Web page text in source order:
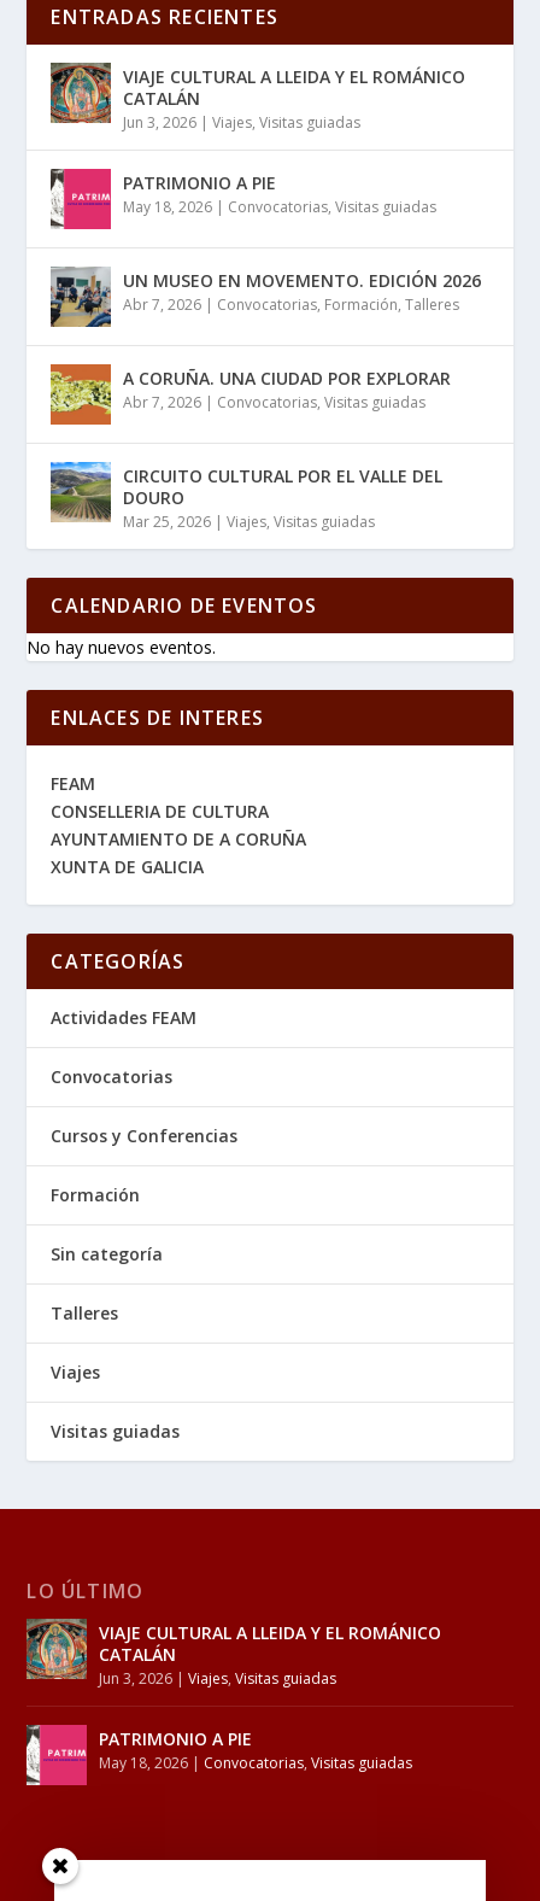
ENTRADAS RECIENTES
VIAJE CULTURAL A LLEIDA Y EL ROMÁNICO
CATALÁN
Jun 3, 2026 |Viajes,Visitas guiadas
PATRIMONIO A PIE
May 18, 2026 | Convocatorias,Visitas guiadas
UN MUSEO EN MOVEMENTO. EDICIÓN 2026
Abr 7, 2026 | Convocatorias, Formación,Talleres
A CORUÑA. UNA CIUDAD POR EXPLORAR
Abr 7, 2026 | Convocatorias,Visitas guiadas
CIRCUITO CULTURAL POR EL VALLE DEL
DOURO
Mar 25, 2026 |Viajes,Visitas guiadas
CALENDARIO DE EVENTOS
No hay nuevos eventos.
ENLACES DE INTERES
FEAM
CONSELLERIA DE CULTURA
AYUNTAMIENTO DE A CORUÑA
XUNTA DE GALICIA
CATEGORÍAS
Actividades FEAM
Convocatorias
Cursos y Conferencias
Formación
Sin categoría
Talleres
Viajes
Visitas guiadas
LO ÚLTIMO
VIAJE CULTURAL A LLEIDA Y EL ROMÁNICO
CATALÁN
Jun 3, 2026 |Viajes,Visitas guiadas
PATRIMONIO A PIE
May 18, 2026 | Convocatorias,Visitas guiadas